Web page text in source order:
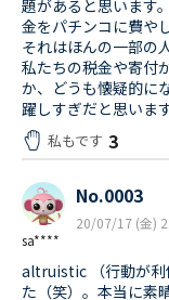
題があると思います
金をパチンコに費や
それはほんの一部の
私たちの税金や寄付
か、どうも懐疑的に
躍しすぎだと思いま
私もです 3
sa****
No.0003
20/07/17 (金)
altruistic （行動が利
た（笑）。本当に素